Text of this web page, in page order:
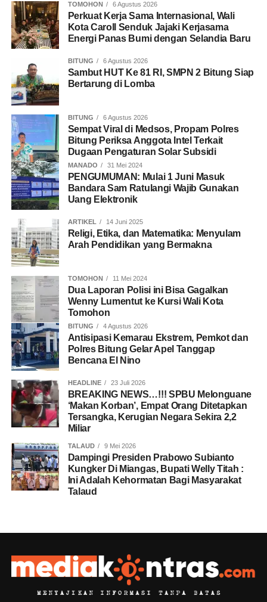
TOMOHON 6 Agustus 2026
Perkuat Kerja Sama Internasional, Wali
Kota Caroll Senduk Jajaki Kerjasama
Energi Panas Bumi dengan Selandia Baru
BITUNG 6 Agustus 2026
Sambut HUT Ke 81 RI, SMPN 2 Bitung Siap
Bertarung di Lomba
BITUNG 6 Agustus 2026
Sempat Viral di Medsos, Propam Polres
Bitung Periksa Anggota Intel Terkait
Dugaan Pengaturan Solar Subsidi
MANADO 31 Mei 2024
PENGUMUMAN: Mulai 1 Juni Masuk
Bandara Sam Ratulangi Wajib Gunakan
Uang Elektronik
ARTIKEL 14 Juni 2025
Religi, Etika, dan Matematika: Menyulam
Arah Pendidikan yang Bermakna
TOMOHON 11 Mei 2024
Dua Laporan Polisi ini Bisa Gagalkan
Wenny Lumentut ke Kursi Wali Kota
Tomohon
BITUNG 4 Agustus 2026
Antisipasi Kemarau Ekstrem, Pemkot dan
Polres Bitung Gelar Apel Tanggap
Bencana El Nino
HEADLINE 23 Juli 2026
BREAKING NEWS…!!! SPBU Melonguane
‘Makan Korban’, Empat Orang Ditetapkan
Tersangka, Kerugian Negara Sekira 2,2
Miliar
TALAUD 9 Mei 2026
Dampingi Presiden Prabowo Subianto
Kungker Di Miangas, Bupati Welly Titah :
Ini Adalah Kehormatan Bagi Masyarakat
Talaud